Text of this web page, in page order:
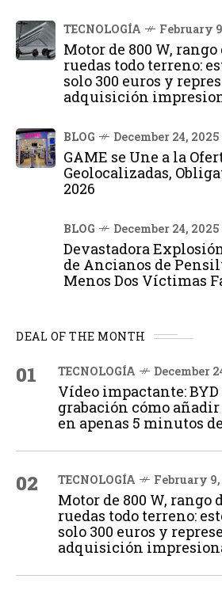
TECNOLOGÍA February
Motor de 800 W,
ruedas todo terreno:
solo 300 euros y
adquisición
BLOG December 24, 2025
GAME se Une a la
Geolocalizadas,
2026
BLOG December 24, 2025
Devastadora
de Ancianos de
Menos Dos Víctimas
DEAL OF THE MONTH
01 TECNOLOGÍA December
Vídeo impactante:
grabación cómo
en apenas 5 minutos
02 TECNOLOGÍA February
Motor de 800 W, rango
ruedas todo terreno:
solo 300 euros y
adquisición